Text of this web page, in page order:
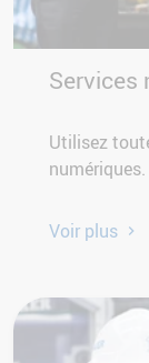
Services
Utilisez
numériques.
Voir plus